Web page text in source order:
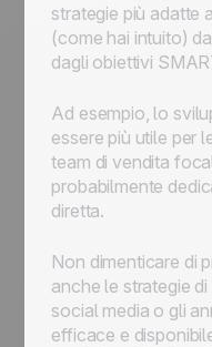
strategie più adatte
(come hai intuito)
dagli obiettivi
Ad esempio, lo
essere più utile per
team di vendita
probabilmente
diretta.
Non dimenticare di
anche le strategie
social media o gli
efficace e